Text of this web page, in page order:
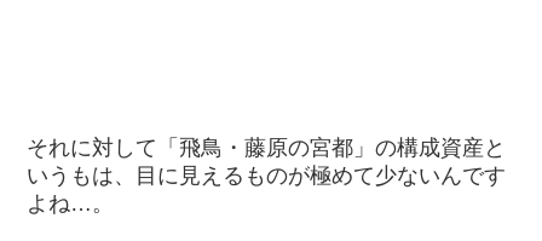
それに対して「飛鳥・藤原の宮都」の構成資産と
いうもは、目に見えるものが極めて少ないんです
よね…。